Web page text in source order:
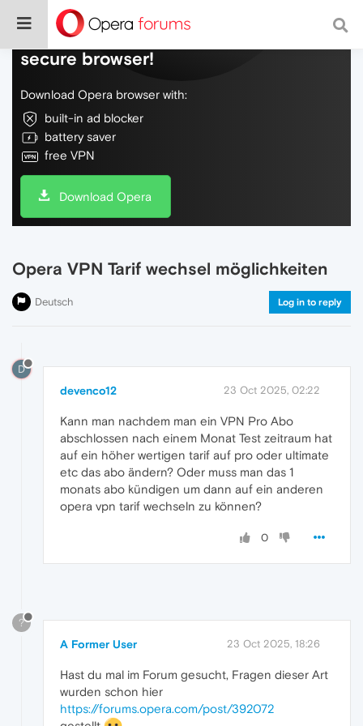
Do more on the web, with a fast and
secure browser!
Download Opera browser with:
built-in ad blocker
battery saver
free VPN
Download Opera
Opera VPN Tarif wechsel möglichkeiten
Deutsch Log in to reply
D
devenco12 23 Oct 2025, 02:22
Kann man nachdem man ein VPN Pro Abo
abschlossen nach einem Monat Test zeitraum hat
auf ein höher wertigen tarif auf pro oder ultimate
etc das abo ändern? Oder muss man das 1
monats abo kündigen um dann auf ein anderen
opera vpn tarif wechseln zu können?
0
?
A Former User 23 Oct 2025, 18:26
Hast du mal im Forum gesucht, Fragen dieser Art
wurden schon hier
https://forums.opera.com/post/392072